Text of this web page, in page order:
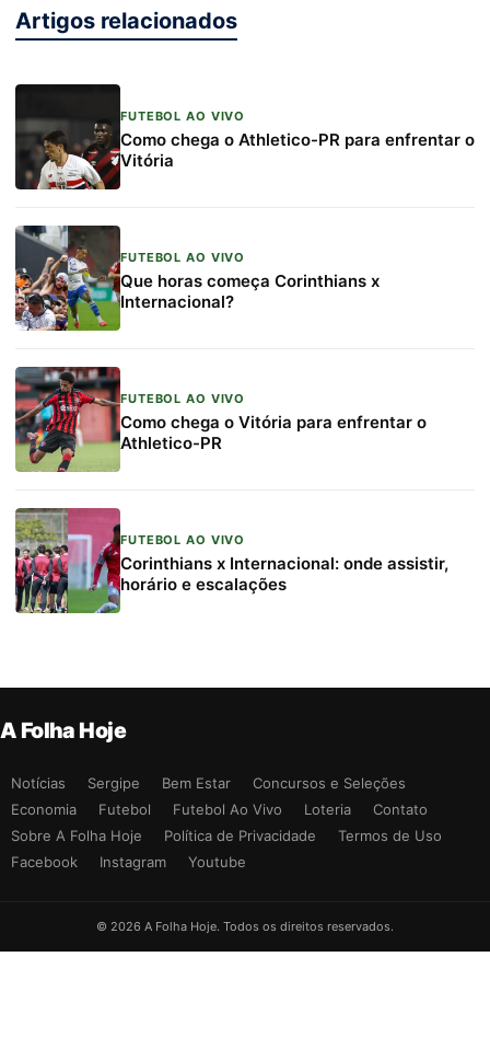
Artigos relacionados
FUTEBOL AO VIVO
Como chega o Athletico-PR para enfrentar o
Vitória
FUTEBOL AO VIVO
Que horas começa Corinthians x
Internacional?
FUTEBOL AO VIVO
Como chega o Vitória para enfrentar o
Athletico-PR
FUTEBOL AO VIVO
Corinthians x Internacional: onde assistir,
horário e escalações
A Folha Hoje
Notícias Sergipe Bem Estar
Concursos e Seleções
Economia
Futebol Futebol Ao Vivo Loteria
Contato
Sobre A Folha Hoje
Política de Privacidade
Termos de Uso
Facebook
Instagram Youtube
© 2026 A Folha Hoje. Todos os direitos reservados.